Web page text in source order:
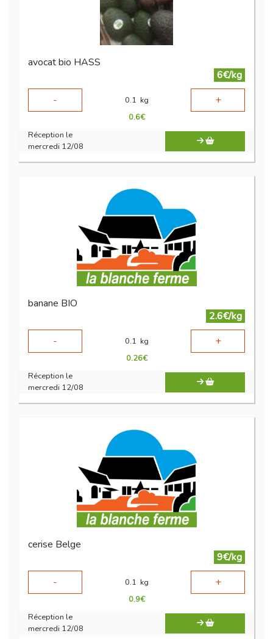
avocat bio HASS
6€/kg
-
0.1 kg +
0.6€
Réception le
mercredi 12/08
banane BIO
2.6€/kg
-
0.1 kg +
0.26€
Réception le
mercredi 12/08
cerise Belge
9€/kg
-
0.1 kg +
0.9€
Réception le
mercredi 12/08